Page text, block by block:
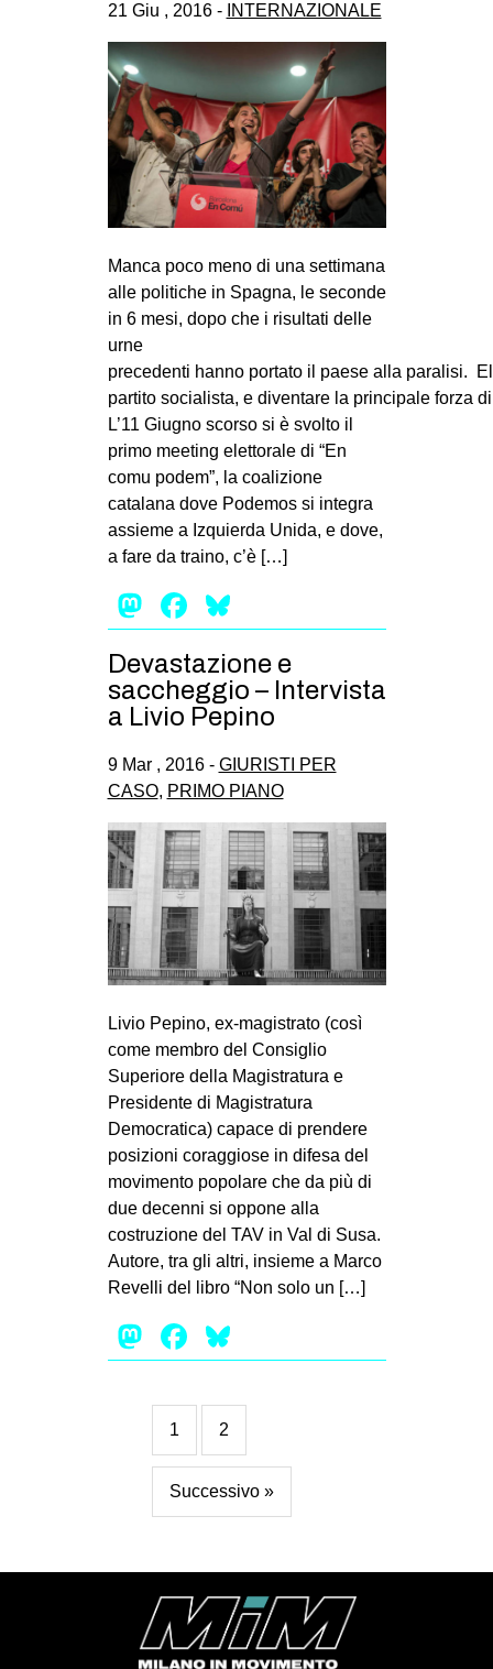
21 Giu , 2016 - INTERNAZIONALE
Manca poco meno di una settimana
alle politiche in Spagna, le seconde
in 6 mesi, dopo che i risultati delle
urne
precedenti hanno portato il paese alla paralisi.
partito socialista, e diventare la principale forza
L’11 Giugno scorso si è svolto il
primo meeting elettorale di “En
comu podem”, la coalizione
catalana dove Podemos si integra
assieme a Izquierda Unida, e dove,
a fare da traino, c’è […]
Mastodon
Facebook
Devastazione e
saccheggio – Intervista
a Livio Pepino
9 Mar , 2016 - GIURISTI PER
CASO, PRIMO PIANO
Livio Pepino, ex-magistrato (così
come membro del Consiglio
Superiore della Magistratura e
Presidente di Magistratura
Democratica) capace di prendere
posizioni coraggiose in difesa del
movimento popolare che da più di
due decenni si oppone alla
costruzione del TAV in Val di Susa.
Autore, tra gli altri, insieme a Marco
Revelli del libro “Non solo un […]
Mastodon
Facebook
1 2
Successivo »